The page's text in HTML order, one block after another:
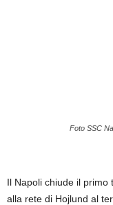
Foto SSC
Il Napoli chiude il primo
alla rete di Hojlund al